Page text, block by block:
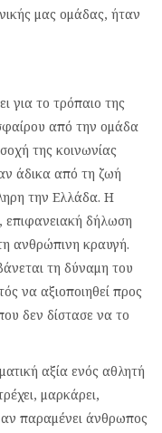
μας ομάδας, ήταν
για το τρόπαιο της
από την ομάδα
της κοινωνίας
άδικα από τη ζωή
την Ελλάδα. Η
επιφανειακή δήλωση
ανθρώπινη κραυγή.
τη δύναμη του
να αξιοποιηθεί προς
δεν δίστασε να το
αξία ενός αθλητή
μαρκάρει,
αν παραμένει άνθρωπος